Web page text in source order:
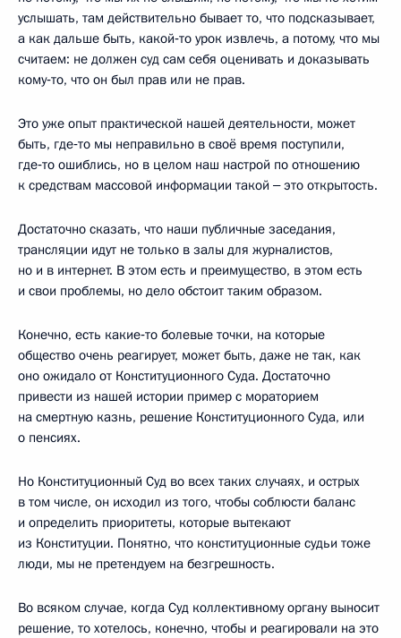
услышать, там действительно бывает то, что подсказывает,
а как дальше быть, какой‑то урок извлечь, а потому, что мы
считаем: не должен суд сам себя оценивать и доказывать
кому‑то, что он был прав или не прав.
Это уже опыт практической нашей деятельности, может
быть, где‑то мы неправильно в своё время поступили,
где‑то ошиблись, но в целом наш настрой по отношению
к средствам массовой информации такой ‒ это открытость.
Достаточно сказать, что наши публичные заседания,
трансляции идут не только в залы для журналистов,
но и в интернет. В этом есть и преимущество, в этом есть
и свои проблемы, но дело обстоит таким образом.
Конечно, есть какие‑то болевые точки, на которые
общество очень реагирует, может быть, даже не так, как
оно ожидало от Конституционного Суда. Достаточно
привести из нашей истории пример с мораторием
на смертную казнь, решение Конституционного Суда, или
о пенсиях.
Но Конституционный Суд во всех таких случаях, и острых
в том числе, он исходил из того, чтобы соблюсти баланс
и определить приоритеты, которые вытекают
из Конституции. Понятно, что конституционные судьи тоже
люди, мы не претендуем на безгрешность.
Во всяком случае, когда Суд коллективному органу выносит
решение, то хотелось, конечно, чтобы и реагировали на это